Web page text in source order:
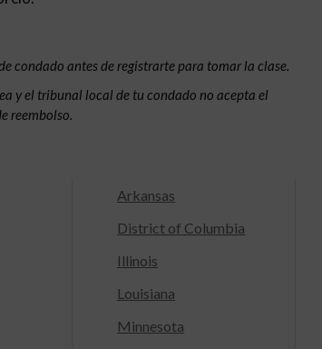
condado antes de registrarte para tomar la clase.
y el tribunal local de tu condado no acepta el
reembolso.
Arkansas
District of Columbia
Illinois
Louisiana
Minnesota